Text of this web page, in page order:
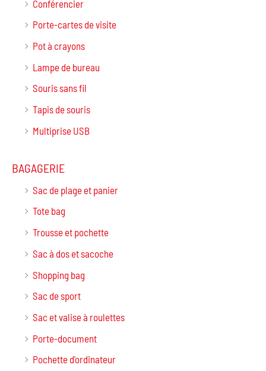
Conférencier
Porte-cartes de visite
Pot à crayons
Lampe de bureau
Souris sans fil
Tapis de souris
Multiprise USB
BAGAGERIE
Sac de plage et panier
Tote bag
Trousse et pochette
Sac à dos et sacoche
Shopping bag
Sac de sport
Sac et valise à roulettes
Porte-document
Pochette d'ordinateur